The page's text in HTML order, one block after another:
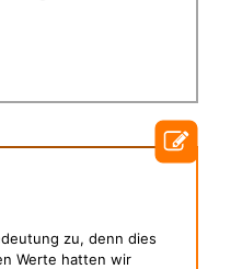
zu, denn dies
Werte hatten wir